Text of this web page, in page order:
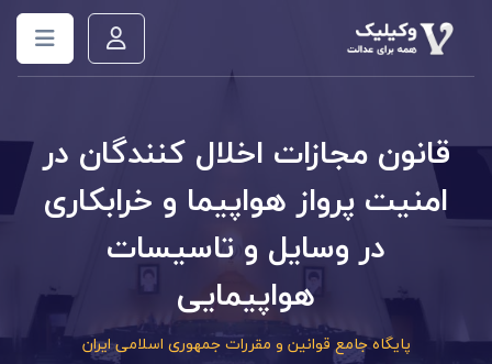
قانون مجازات اخلال کنندگان در
امنیت پرواز هواپیما و خرابکاری
در وسایل و تاسیسات
هواپیمایی
پایگاه جامع قوانین و مقررات جمهوری اسلامی ایران